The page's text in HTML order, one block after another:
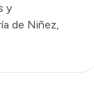
y
de Niñez,